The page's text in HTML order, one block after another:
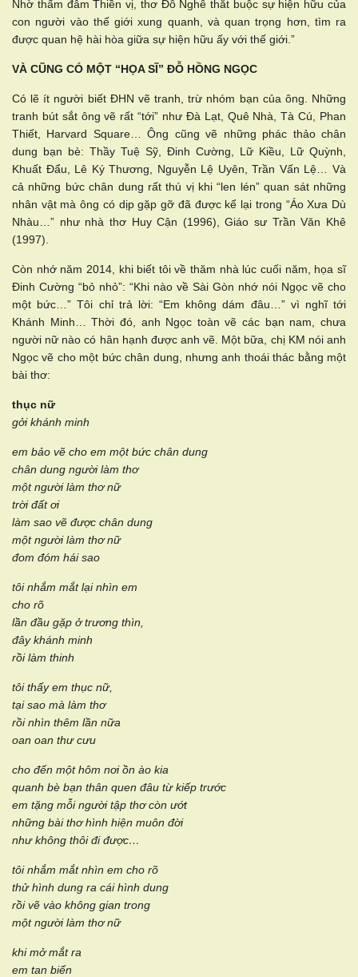
Nhờ thấm đẫm Thiền vị, thơ Đỗ Nghê thắt buộc sự hiện hữu của
con người vào thế giới xung quanh, và quan trọng hơn, tìm ra
được quan hệ hài hòa giữa sự hiện hữu ấy với thế giới.”
VÀ CŨNG CÓ MỘT “HỌA SĨ” ĐỖ HỒNG NGỌC
Có lẽ ít người biết ĐHN vẽ tranh, trừ nhóm bạn của ông. Những
tranh bút sắt ông vẽ rất “tới” như Đà Lạt, Quê Nhà, Tà Cú, Phan
Thiết, Harvard Square… Ông cũng vẽ những phác thảo chân
dung bạn bè: Thầy Tuệ Sỹ, Đinh Cường, Lữ Kiều, Lữ Quỳnh,
Khuất Đẩu, Lê Ký Thương, Nguyễn Lệ Uyên, Trần Vấn Lệ… Và
cả những bức chân dung rất thú vị khi “len lén” quan sát những
nhân vật mà ông có dịp gặp gỡ đã được kể lại trong “Áo Xưa Dù
Nhàu…” như nhà thơ Huy Cận (1996), Giáo sư Trần Văn Khê
(1997).
Còn nhớ năm 2014, khi biết tôi về thăm nhà lúc cuối năm, họa sĩ
Đinh Cường “bỏ nhỏ”: “Khi nào về Sài Gòn nhớ nói Ngọc vẽ cho
một bức…” Tôi chỉ trả lời: “Em không dám đâu…” vì nghĩ tới
Khánh Minh… Thời đó, anh Ngọc toàn vẽ các bạn nam, chưa
người nữ nào có hân hạnh được anh vẽ. Một bữa, chị KM nói anh
Ngọc vẽ cho một bức chân dung, nhưng anh thoái thác bằng một
bài thơ:
thục nữ
gởi khánh minh
em bảo vẽ cho em một bức chân dung
chân dung người làm thơ
một người làm thơ nữ
trời đất ơi
làm sao vẽ được chân dung
một người làm thơ nữ
đom đóm hái sao
tôi nhắm mắt lại nhìn em
cho rõ
lần đầu gặp ở trương thìn,
đây khánh minh
rồi làm thinh
tôi thấy em thục nữ,
tại sao mà làm thơ
rồi nhìn thêm lần nữa
oan oan thư cưu
cho đến một hôm nơi ồn ào kia
quanh bè bạn thân quen đâu từ kiếp trước
em tặng mỗi người tập thơ còn ướt
những bài thơ hình hiện muôn đời
như không thôi đi được…
tôi nhắm mắt nhìn em cho rõ
thử hình dung ra cái hình dung
rồi vẽ vào không gian trong
một người làm thơ nữ
khi mở mắt ra
em tan biến